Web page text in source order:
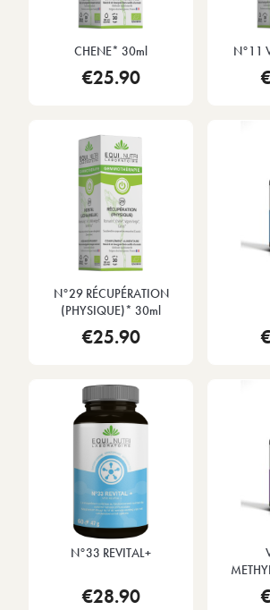
CHENE* 30ml
€25.90
N°11
N°29 RÉCUPÉRATION
(PHYSIQUE)* 30ml
€25.90
N°33 REVITAL+
€28.90